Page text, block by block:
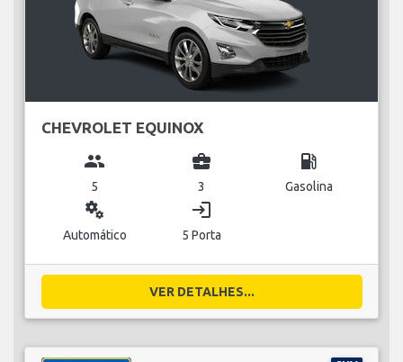
CHEVROLET EQUINOX
group
5
business_center
3
local_gas_station
Gasolina
miscellaneous_services
Automático
login
5 Porta
VER DETALHES...